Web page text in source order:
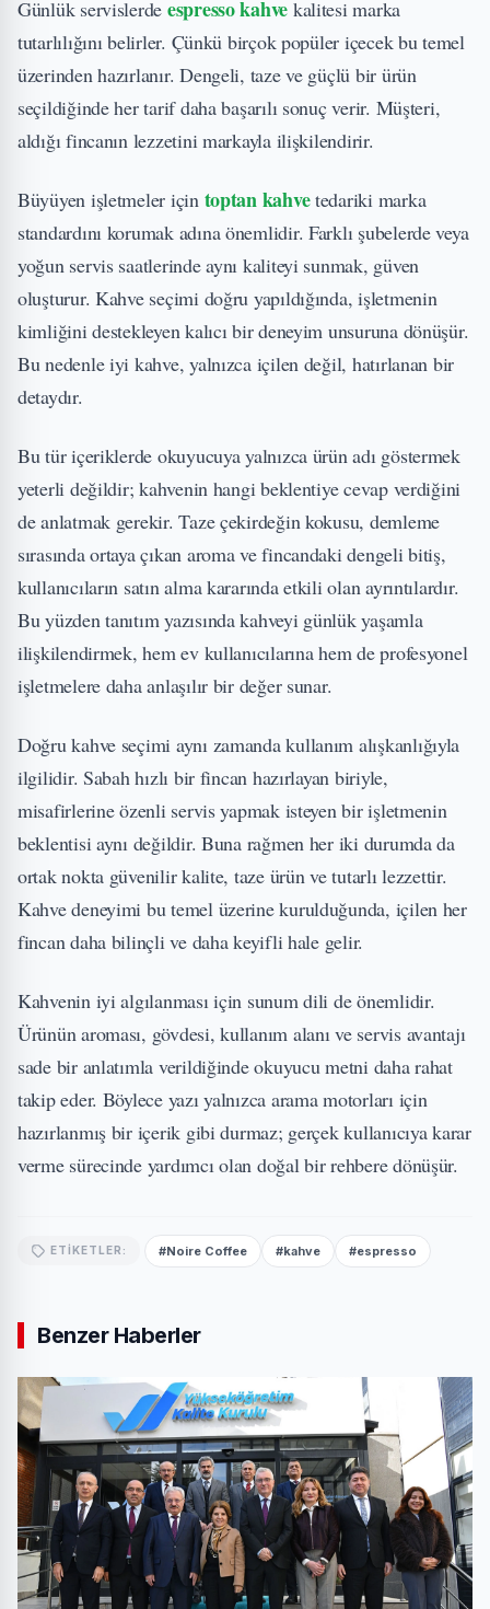
Günlük servislerde espresso kahve kalitesi marka
tutarlılığını belirler. Çünkü birçok popüler içecek bu temel
üzerinden hazırlanır. Dengeli, taze ve güçlü bir ürün
seçildiğinde her tarif daha başarılı sonuç verir. Müşteri,
aldığı fincanın lezzetini markayla ilişkilendirir.
Büyüyen işletmeler için toptan kahvetedariki marka
standardını korumak adına önemlidir. Farklı şubelerde veya
yoğun servis saatlerinde aynı kaliteyi sunmak, güven
oluşturur. Kahve seçimi doğru yapıldığında, işletmenin
kimliğini destekleyen kalıcı bir deneyim unsuruna dönüşür.
Bu nedenle iyi kahve, yalnızca içilen değil, hatırlanan bir
detaydır.
Bu tür içeriklerde okuyucuya yalnızca ürün adı göstermek
yeterli değildir; kahvenin hangi beklentiye cevap verdiğini
de anlatmak gerekir. Taze çekirdeğin kokusu, demleme
sırasında ortaya çıkan aroma ve fincandaki dengeli bitiş,
kullanıcıların satın alma kararında etkili olan ayrıntılardır.
Bu yüzden tanıtım yazısında kahveyi günlük yaşamla
ilişkilendirmek, hem ev kullanıcılarına hem de profesyonel
işletmelere daha anlaşılır bir değer sunar.
Doğru kahve seçimi aynı zamanda kullanım alışkanlığıyla
ilgilidir. Sabah hızlı bir fincan hazırlayan biriyle,
misafirlerine özenli servis yapmak isteyen bir işletmenin
beklentisi aynı değildir. Buna rağmen her iki durumda da
ortak nokta güvenilir kalite, taze ürün ve tutarlı lezzettir.
Kahve deneyimi bu temel üzerine kurulduğunda, içilen her
fincan daha bilinçli ve daha keyifli hale gelir.
Kahvenin iyi algılanması için sunum dili de önemlidir.
Ürünün aroması, gövdesi, kullanım alanı ve servis avantajı
sade bir anlatımla verildiğinde okuyucu metni daha rahat
takip eder. Böylece yazı yalnızca arama motorları için
hazırlanmış bir içerik gibi durmaz; gerçek kullanıcıya karar
verme sürecinde yardımcı olan doğal bir rehbere dönüşür.
ETIKETLER: #Noire Coffee #kahve #espresso
Benzer Haberler